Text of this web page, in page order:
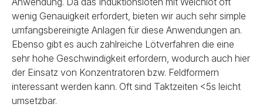
wenig Genauigkeit erfordert, bieten wir auch sehr simple
umfangsbereinigte Anlagen für diese Anwendungen an.
Ebenso gibt es auch zahlreiche Lötverfahren die eine
sehr hohe Geschwindigkeit erfordern, wodurch auch hier
der Einsatz von Konzentratoren bzw. Feldformern
interessant werden kann. Oft sind Taktzeiten <5s leicht
umsetzbar.